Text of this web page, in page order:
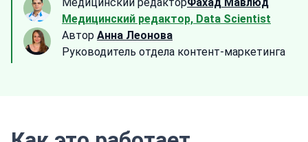
Медицинский редактор, Data Scientist
Автор Анна Леонова
Руководитель отдела контент-маркетинга